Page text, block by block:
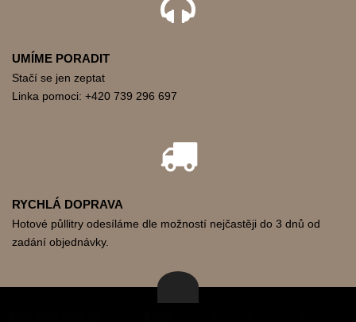
UMÍME PORADIT
Stačí se jen zeptat
Linka pomoci: +420 739 296 697
RYCHLÁ DOPRAVA
Hotové půllitry odesíláme dle možností nejčastěji do 3 dnů od
zadání objednávky.